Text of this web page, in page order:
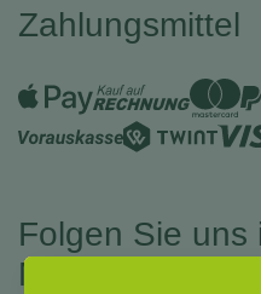
Zahlungsmittel
Folgen Sie uns
Medias